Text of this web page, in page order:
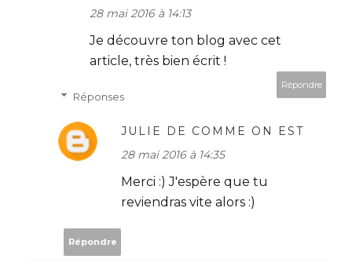
28 mai 2016 à 14:13
Je découvre ton blog avec cet
article, très bien écrit !
Répondre
Réponses
JULIE DE COMME ON EST
28 mai 2016 à 14:35
Merci :) J'espère que tu
reviendras vite alors :)
Répondre